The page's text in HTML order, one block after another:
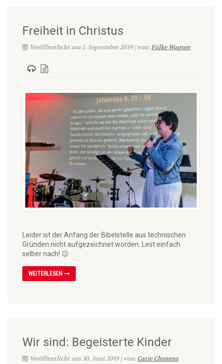
Freiheit in Christus
Veröffentlicht am 1. September 2019 | von:Fülke Wagner
Leider ist der Anfang der Bibelstelle aus technischen
Gründen nicht aufgezeichnet worden. Lest einfach
selber nach! 😉
WEITERLESEN
Wir sind: Begeisterte Kinder
Veröffentlicht am 30. Juni 2019 | von:Catie Clemens